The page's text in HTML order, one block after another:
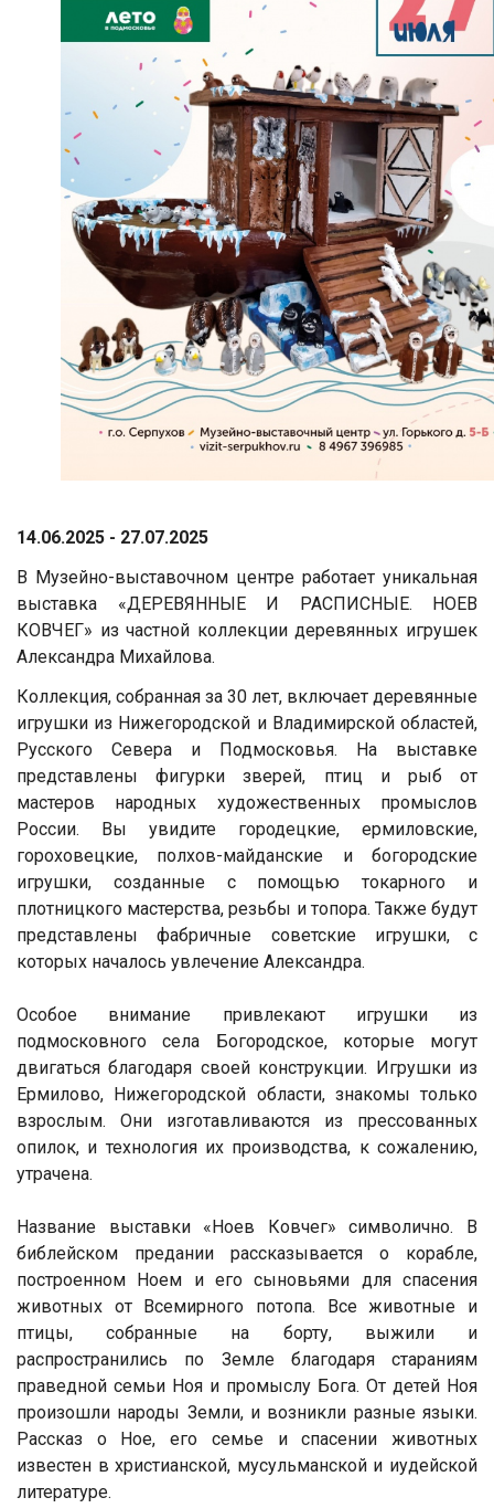
14.06.2025 - 27.07.2025
В Музейно-выставочном центре работает уникальная
выставка «ДЕРЕВЯННЫЕ И РАСПИСНЫЕ. НОЕВ
КОВЧЕГ» из частной коллекции деревянных игрушек
Александра Михайлова.
Коллекция, собранная за 30 лет, включает деревянные
игрушки из Нижегородской и Владимирской областей,
Русского Севера и Подмосковья. На выставке
представлены фигурки зверей, птиц и рыб от
мастеров народных художественных промыслов
России. Вы увидите городецкие, ермиловские,
гороховецкие, полхов-майданские и богородские
игрушки, созданные с помощью токарного и
плотницкого мастерства, резьбы и топора. Также будут
представлены фабричные советские игрушки, с
которых началось увлечение Александра.
Особое внимание привлекают игрушки из
подмосковного села Богородское, которые могут
двигаться благодаря своей конструкции. Игрушки из
Ермилово, Нижегородской области, знакомы только
взрослым. Они изготавливаются из прессованных
опилок, и технология их производства, к сожалению,
утрачена.
Название выставки «Ноев Ковчег» символично. В
библейском предании рассказывается о корабле,
построенном Ноем и его сыновьями для спасения
животных от Всемирного потопа. Все животные и
птицы, собранные на борту, выжили и
распространились по Земле благодаря стараниям
праведной семьи Ноя и промыслу Бога. От детей Ноя
произошли народы Земли, и возникли разные языки.
Рассказ о Ное, его семье и спасении животных
известен в христианской, мусульманской и иудейской
литературе.